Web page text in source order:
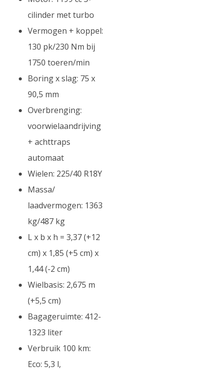
cilinder met turbo
Vermogen + koppel:
130 pk/230 Nm bij
1750 toeren/min
Boring x slag: 75 x
90,5 mm
Overbrenging:
voorwielaandrijving
+ achttraps
automaat
Wielen: 225/40 R18Y
Massa/
laadvermogen: 1363
kg/487 kg
L x b x h = 3,37 (+12
cm) x 1,85 (+5 cm) x
1,44 (-2 cm)
Wielbasis: 2,675 m
(+5,5 cm)
Bagageruimte: 412-
1323 liter
Verbruik 100 km:
Eco: 5,3 l,